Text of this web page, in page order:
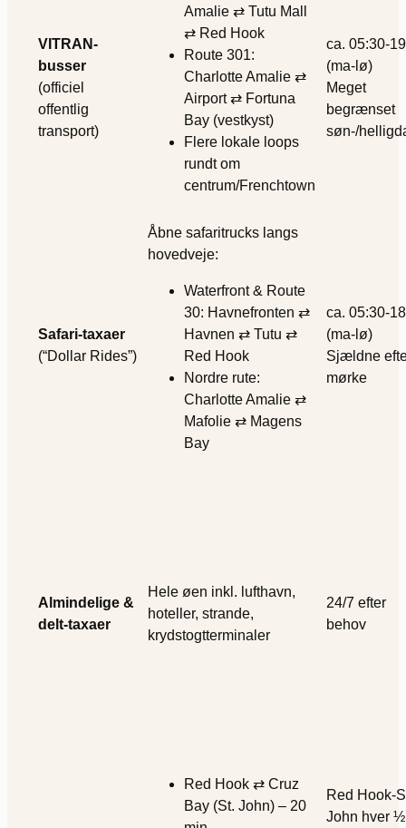
VITRAN-
busser
(officiel
offentlig
transport)
Amalie ⇄ Tutu Mall
⇄ Red Hook
Route 301:
Charlotte Amalie ⇄
Airport ⇄ Fortuna
Bay (vestkyst)
Flere lokale loops
rundt om
centrum/Frenchtown
ca. 05:30-
(ma-lø)
Meget
begrænset
søn-/
Safari-taxaer
(“Dollar Rides”)
Åbne safaritrucks langs
hovedveje:
Waterfront & Route
30: Havnefronten ⇄
Havnen ⇄ Tutu ⇄
Red Hook
Nordre rute:
Charlotte Amalie ⇄
Mafolie ⇄ Magens
Bay
ca. 05:30-
(ma-lø)
Sjældne
mørke
Almindelige &
delt-taxaer
Hele øen inkl. lufthavn,
hoteller, strande,
krydstogtterminaler
24/7 efter
behov
Red Hook ⇄ Cruz
Bay (St. John) – 20
Red Hook-
John hver ½